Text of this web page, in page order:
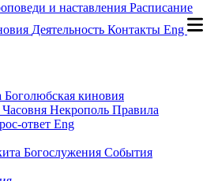
и наставления Расписание
Деятельность Контакты Eng
Боголюбская киновия
Часовня Некрополь Правила
ответ Eng
Богослужения События